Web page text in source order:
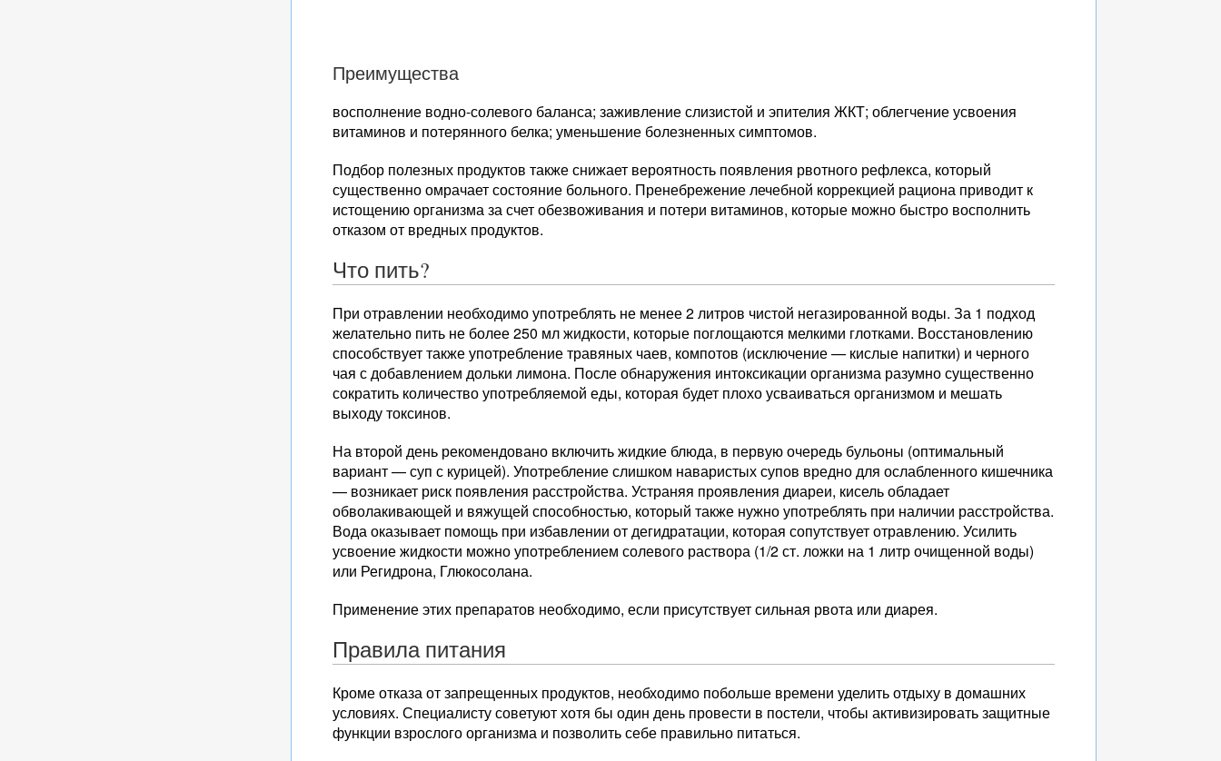
Преимущества
восполнение водно-солевого баланса; заживление слизистой и эпителия ЖКТ; облегчение усвоения
витаминов и потерянного белка; уменьшение болезненных симптомов.
Подбор полезных продуктов также снижает вероятность появления рвотного рефлекса, который
существенно омрачает состояние больного. Пренебрежение лечебной коррекцией рациона приводит к
истощению организма за счет обезвоживания и потери витаминов, которые можно быстро восполнить
отказом от вредных продуктов.
Что пить?
При отравлении необходимо употреблять не менее 2 литров чистой негазированной воды. За 1 подход
желательно пить не более 250 мл жидкости, которые поглощаются мелкими глотками. Восстановлению
способствует также употребление травяных чаев, компотов (исключение — кислые напитки) и черного
чая с добавлением дольки лимона. После обнаружения интоксикации организма разумно существенно
сократить количество употребляемой еды, которая будет плохо усваиваться организмом и мешать
выходу токсинов.
На второй день рекомендовано включить жидкие блюда, в первую очередь бульоны (оптимальный
вариант — суп с курицей). Употребление слишком наваристых супов вредно для ослабленного кишечника
— возникает риск появления расстройства. Устраняя проявления диареи, кисель обладает
обволакивающей и вяжущей способностью, который также нужно употреблять при наличии расстройства.
Вода оказывает помощь при избавлении от дегидратации, которая сопутствует отравлению. Усилить
усвоение жидкости можно употреблением солевого раствора (1/2 ст. ложки на 1 литр очищенной воды)
или Регидрона, Глюкосолана.
Применение этих препаратов необходимо, если присутствует сильная рвота или диарея.
Правила питания
Кроме отказа от запрещенных продуктов, необходимо побольше времени уделить отдыху в домашних
условиях. Специалисту советуют хотя бы один день провести в постели, чтобы активизировать защитные
функции взрослого организма и позволить себе правильно питаться.